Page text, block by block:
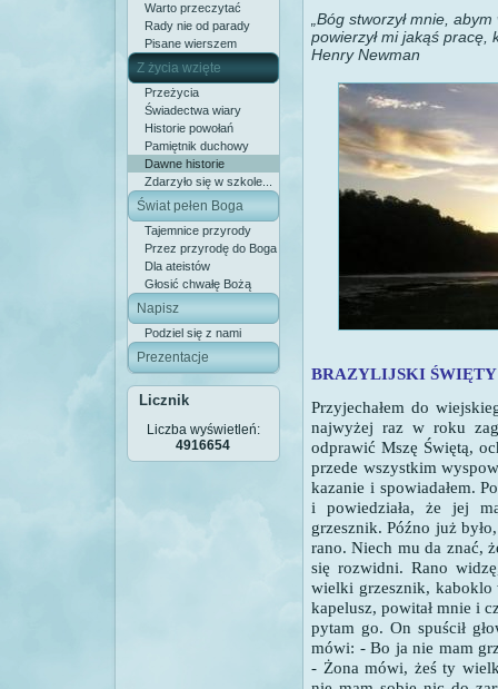
Warto przeczytać
Rady nie od parady
Pisane wierszem
Z życia wzięte
Przeżycia
Świadectwa wiary
Historie powołań
Pamiętnik duchowy
Dawne historie
Zdarzyło się w szkole...
Świat pełen Boga
Tajemnice przyrody
Przez przyrodę do Boga
Dla ateistów
Głosić chwałę Bożą
Napisz
Podziel się z nami
Prezentacje
Licznik
Liczba wyświetleń:
4916654
„Bóg stworzył mnie,
powierzył mi jakąś pracę,
Henry Newman
BRAZYLIJSKI ŚWIĘTY
Przyjechałem do
najwyżej raz w roku
odprawić Mszę Świętą,
przede wszystkim
kazanie i spowiadałem.
i powiedziała, że jej
grzesznik. Późno już
rano. Niech mu da znać,
się rozwidni. Rano
wielki grzesznik, kaboklo
kapelusz, powitał mnie i
pytam go. On spuścił
mówi: - Bo ja nie mam
- Żona mówi, żeś ty